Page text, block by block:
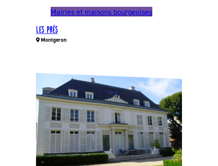
Mairies et maisons bourgeoises
Les Prés
Montgeron